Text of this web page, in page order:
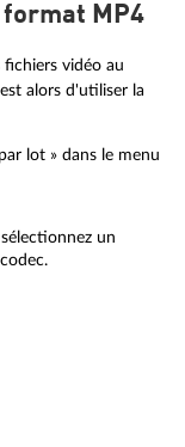
format MP4
fichiers vidéo au
alors d'utiliser la
lot » dans le menu
un